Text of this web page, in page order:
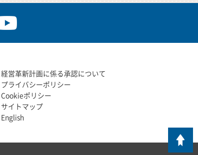
経営革新計画に係る承認について
プライバシーポリシー
Cookieポリシー
サイトマップ
English